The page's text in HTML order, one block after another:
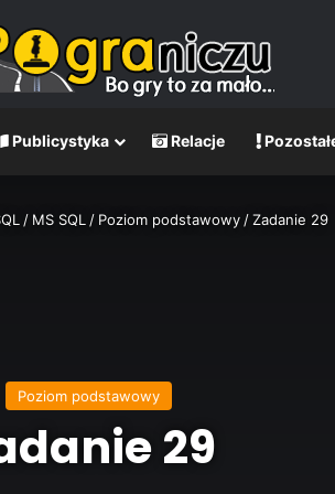
Publicystyka Relacje
/ MS SQL / Poziom podstawowy / Zadanie 29
Poziom podstawowy
29